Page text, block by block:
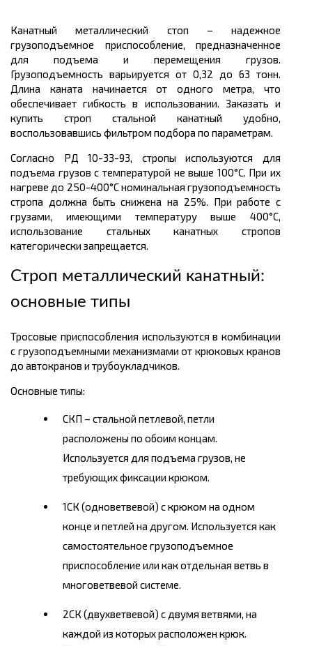
Канатный металлический стоп – надежное
грузоподъемное приспособление, предназначенное
для подъема и перемещения грузов.
Грузоподъемность варьируется от 0,32 до 63 тонн.
Длина каната начинается от одного метра, что
обеспечивает гибкость в использовании. Заказать и
купить строп стальной канатный удобно,
воспользовавшись фильтром подбора по параметрам.
Согласно РД 10-33-93, стропы используются для
подъема грузов с температурой не выше 100°С. При их
нагреве до 250-400°С номинальная грузоподъемность
стропа должна быть снижена на 25%. При работе с
грузами, имеющими температуру выше 400°С,
использование стальных канатных стропов
категорически запрещается.
Строп металлический канатный:
основные типы
Тросовые приспособления используются в комбинации
с грузоподъемными механизмами от крюковых кранов
до автокранов и трубоукладчиков.
Основные типы:
СКП – стальной петлевой, петли
расположены по обоим концам.
Используется для подъема грузов, не
требующих фиксации крюком.
1СК (одноветвевой) с крюком на одном
конце и петлей на другом. Используется как
самостоятельное грузоподъемное
приспособление или как отдельная ветвь в
многоветвевой системе.
2СК (двухветвевой) с двумя ветвями, на
каждой из которых расположен крюк.